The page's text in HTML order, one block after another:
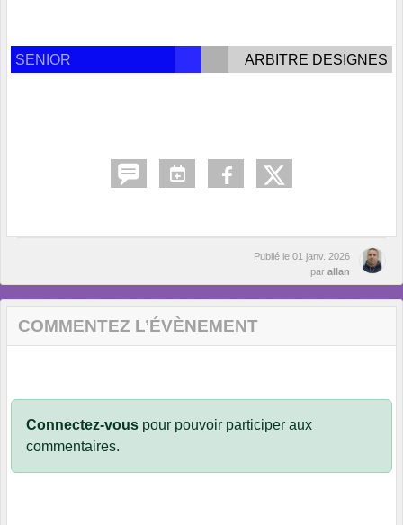
SENIOR ARBITRE DESIGNES
Publié le 01 janv. 2026
par allan
COMMENTEZ L’ÉVÈNEMENT
Connectez-vous pour pouvoir participer aux
commentaires.